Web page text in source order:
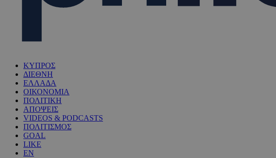
ΚΥΠΡΟΣ
ΔΙΕΘΝΗ
ΕΛΛΑΔΑ
ΟΙΚΟΝΟΜΙΑ
ΠΟΛΙΤΙΚΗ
ΑΠΟΨΕΙΣ
VIDEOS & PODCASTS
ΠΟΛΙΤΙΣΜΟΣ
GOAL
LIKE
EN